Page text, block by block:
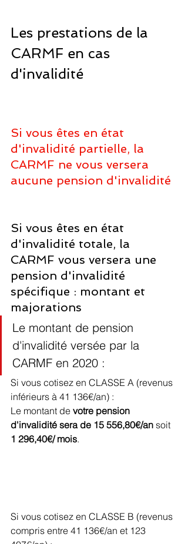
Les prestations de la
CARMF en cas
d'invalidité
Si vous êtes en état
d'invalidité partielle, la
CARMF ne vous versera
aucune pension d'invalidité
Si vous êtes en état
d'invalidité totale, la
CARMF vous versera une
pension d'invalidité
spécifique : montant et
majorations
Le montant de pension
d'invalidité versée par la
CARMF en 2020 :
Si vous cotisez en CLASSE A (revenus
inférieurs à 41 136€/an) :
Le montant de votre pension
d'invalidité sera de 15 556,80€/an soit
1 296,40€/ mois.
Si vous cotisez en CLASSE B (revenus
compris entre 41 136€/an et 123